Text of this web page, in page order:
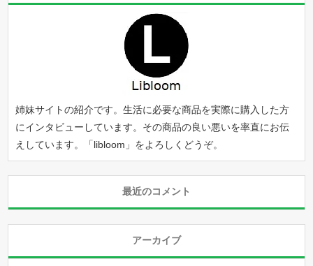
姉妹サイトの紹介です。生活に必要な商品を実際に購入した方
にインタビューしています。その商品の良い悪いを率直にお伝
えしています。「libloom 」をよろしくどうぞ。
最近のコメント
アーカイブ